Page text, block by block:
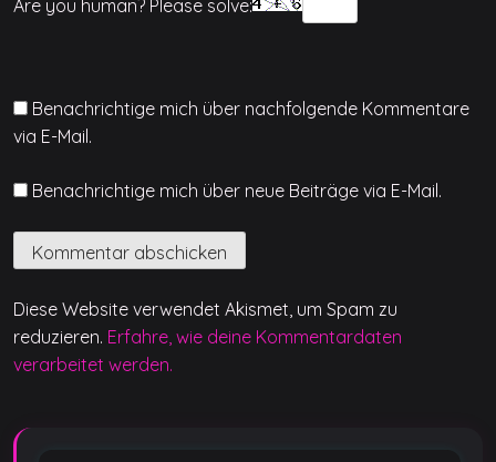
Are you human? Please solve:
Benachrichtige mich über nachfolgende Kommentare
via E-Mail.
Benachrichtige mich über neue Beiträge via E-Mail.
Diese Website verwendet Akismet, um Spam zu
reduzieren. Erfahre, wie deine Kommentardaten
verarbeitet werden.